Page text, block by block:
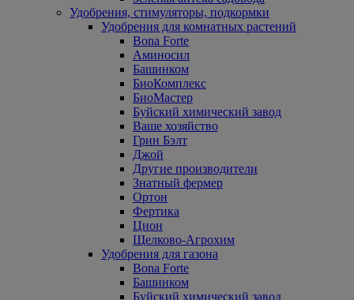
Удобрения, стимуляторы, подкормки
Удобрения для комнатных растений
Bona Forte
Аминосил
Башинком
БиоКомплекс
БиоМастер
Буйский химический завод
Ваше хозяйство
Грин Бэлт
Джой
Другие производители
Знатный фермер
Ортон
Фертика
Цион
Щелково-Агрохим
Удобрения для газона
Bona Forte
Башинком
Буйский химический завод